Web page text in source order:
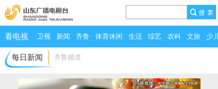
看电视 卫视 新闻 齐鲁 体育休闲 生活 综艺 农科 文旅 少
每日新闻 齐鲁频道